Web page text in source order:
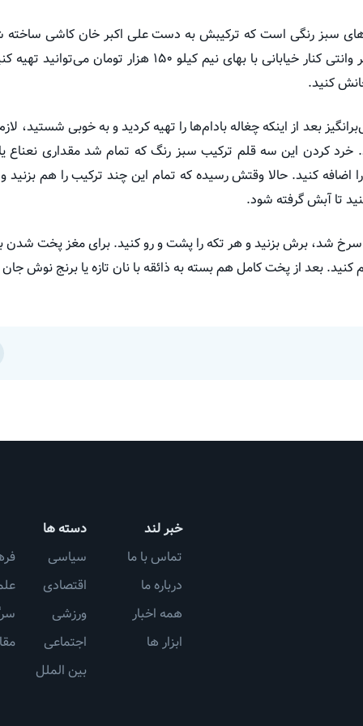
سبز رنگی است که ترکیبش به دست علی اکبر خان کاشی ساخته
۱۵۰ هزار تومان می‌توانید تهیه کنید، بخرید و این بار به جای ترکیب
کنید.
بعد از اینکه چغاله بادام‌ها را تهیه کردید و به خوبی شستید،
خرد کردن این سه قلم ترکیب سبز رنگ که تمام شد مقداری نعناع
کنید. حالا وقتش رسیده که تمام این چند ترکیب را هم بزنید
تا آبش گرفته شود.
شد، برش بزنید و هر تکه را پشت و رو کنید. برای مغز پخت شدن
کنید. بعد از پخت کامل هم بسته به ذائقه با نان تازه یا برنج نوش
خبر لند
تماس با ما
درباره ما
همه اخبار
ابزار ها
دسته ها
سیاسی
اقتصادی
ورزشی
اجتماعی
بین الملل